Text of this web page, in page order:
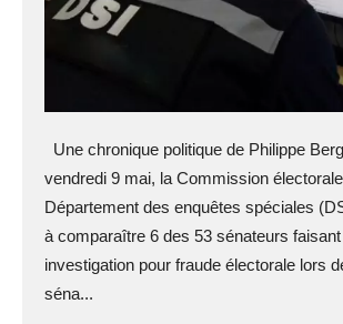
Une chronique politique de Philippe
vendredi 9 mai, la Commission
Département des enquêtes spéciales
à comparaître 6 des 53 sénateurs
investigation pour fraude électorale lors
séna...